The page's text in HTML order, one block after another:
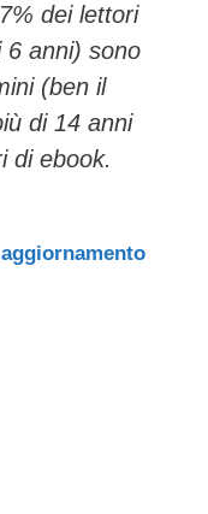
dei lettori
6 anni) sono
(ben il
di 14 anni
di ebook.